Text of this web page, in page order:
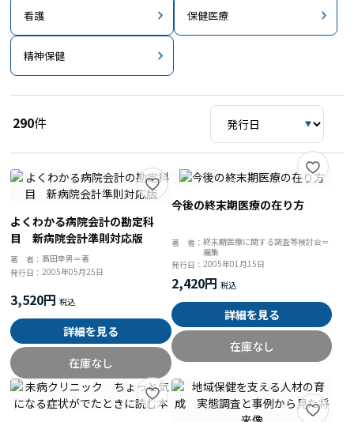
看護 保健医療
精神保健
290件
よくわかる病院会計の勘定科
目 新病院会計準則対応版
著 者：髙田幸男＝著
発行日：2005年05月25日
3,520円
詳細を見る
在庫なし
今後の終末期医療の在り方
著 者： 終末期医療に関する調査等検討会＝
編集
発行日： 2005年01月15日
2,420円
詳細を見る
在庫なし